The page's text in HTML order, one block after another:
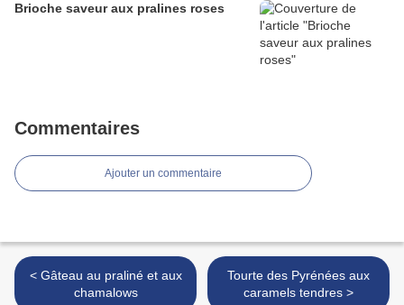
Brioche saveur aux pralines roses
Commentaires
Ajouter un commentaire
< Gâteau au praliné et aux
chamalows
Tourte des Pyrénées aux
caramels tendres >